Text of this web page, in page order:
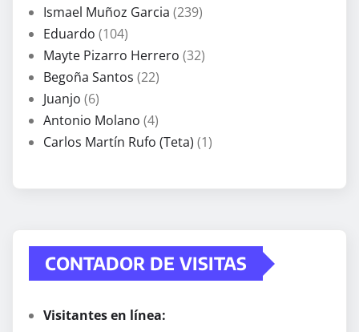
Ismael Muñoz Garcia (239)
Eduardo (104)
Mayte Pizarro Herrero (32)
Begoña Santos (22)
Juanjo (6)
Antonio Molano (4)
Carlos Martín Rufo (Teta) (1)
CONTADOR DE VISITAS
Visitantes en línea: